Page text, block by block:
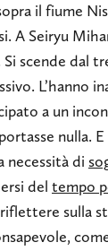
il fiume
A Seiryu
Si scende dal
L’hanno
a un
nulla.
necessità di
del tempo
sulla